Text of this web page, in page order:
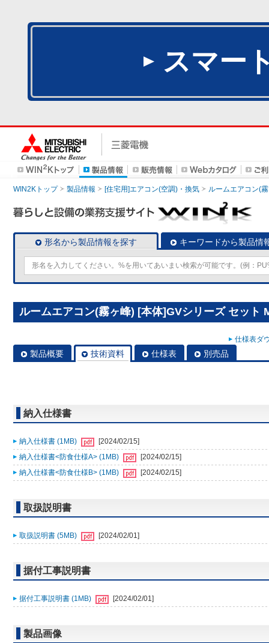
スマー
WIN2Kトップ 製品情報 [住宅用]エアコン(空調)・換気 ルームエアコン(
形名から製品情報を探す キーワードから製品情
ルームエアコン(霧ヶ峰) [本体]GVシリーズ セット
仕様表ダ
製品概要 技術資料 仕様表 別売品
納入仕様書
納入仕様書 (1MB)
[2024/02/15]
納入仕様書<防食仕様A> (1MB)
[2024/02/15]
納入仕様書<防食仕様B> (1MB)
[2024/02/15]
取扱説明書
取扱説明書 (5MB) [2024/02/01]
据付工事説明書
据付工事説明書 (1MB) [2024/02/01]
製品画像